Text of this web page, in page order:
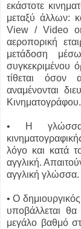
εκάστοτε
μεταξύ άλλων:
View / Video
αεροπορική
μετάδοση
συγκεκριμένου
τίθεται όσον
αναμένονται
Κινηματογράφου.
• Η γλώσσα
λόγο και κατά
αγγλική.
αγγλική γλώσσα.
• Ο
υποβάλλεται
μεγάλο βαθμό